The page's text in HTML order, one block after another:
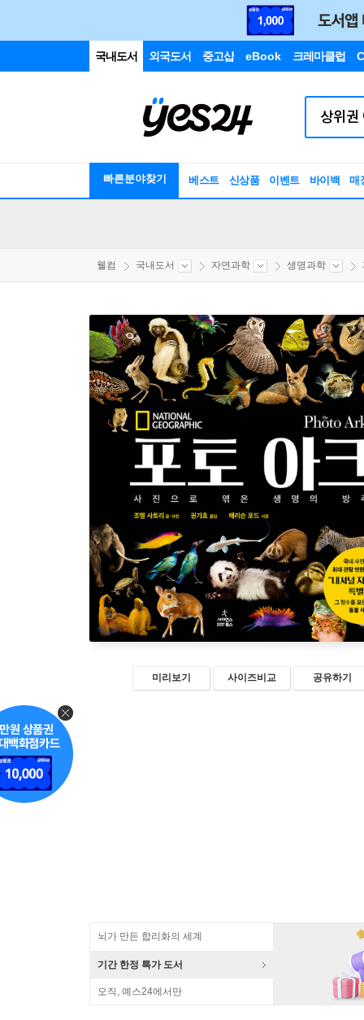
국내도서 외국도서 중고샵 eBook 크레마클럽
빠른분야찾기 베스트 신상품 이벤트 바이백 매
웰컴 국내도서 자연과학 생명과학
미리보기 사이즈비교 공유하기
뇌가 만든 합리화의 세계
기간 한정 특가 도서
오직, 예스24에서만